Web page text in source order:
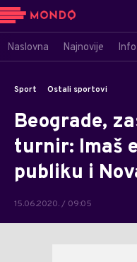
Naslovna Najnovije Info
Sport Ostali sportovi
Beograde,
turnir: Imaš
publiku i
15.06.2020. / 09:05